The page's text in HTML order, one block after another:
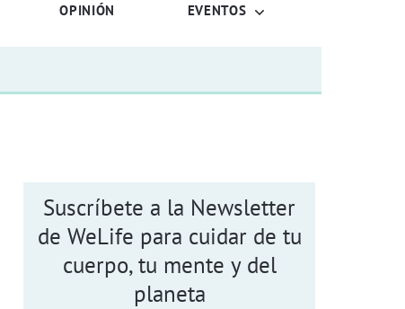
OPINIÓN EVENTOS
Suscríbete a la Newsletter
de WeLife para cuidar de tu
cuerpo, tu mente y del
planeta